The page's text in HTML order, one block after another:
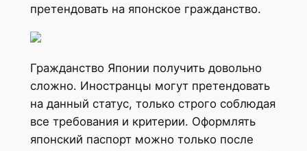
претендовать на японское гражданство.
Гражданство Японии получить довольно
сложно. Иностранцы могут претендовать
на данный статус, только строго соблюдая
все требования и критерии. Оформлять
японский паспорт можно только после